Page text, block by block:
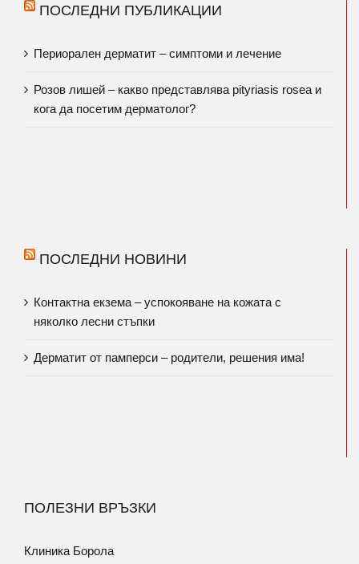
ПОСЛЕДНИ ПУБЛИКАЦИИ
Периорален дерматит – симптоми и лечение
Розов лишей – какво представлява pityriasis rosea и
кога да посетим дерматолог?
ПОСЛЕДНИ НОВИНИ
Контактна екзема – успокояване на кожата с
няколко лесни стъпки
Дерматит от памперси – родители, решения има!
ПОЛЕЗНИ ВРЪЗКИ
Клиника Борола